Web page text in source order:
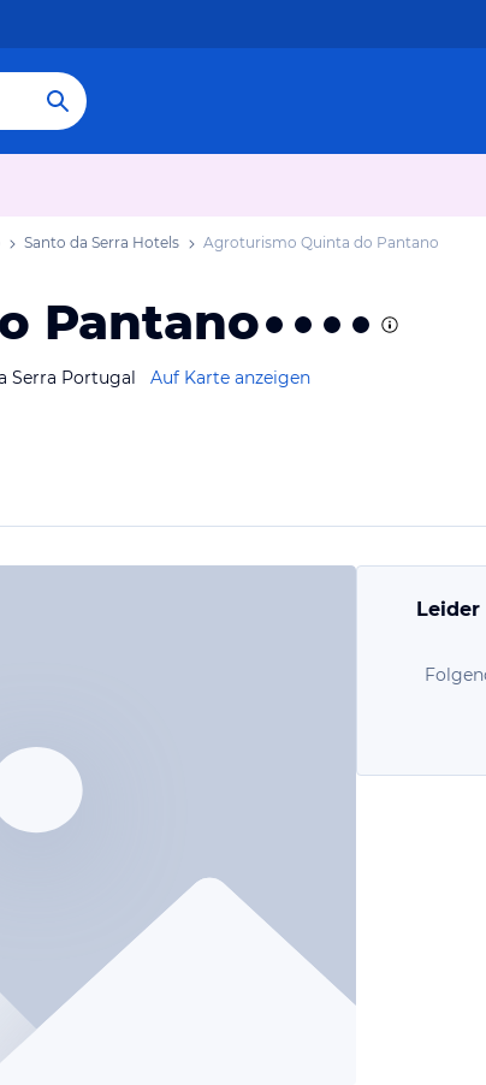
Santo da Serra Hotels Agroturismo Quinta do Pantano
Pantano
Serra Portugal Auf Karte anzeigen